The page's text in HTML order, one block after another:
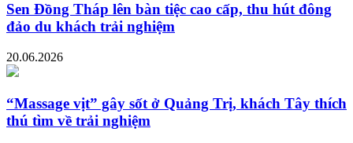
Sen Đồng Tháp lên bàn tiệc cao cấp, thu hút đông
đảo du khách trải nghiệm
20.06.2026
“Massage vịt” gây sốt ở Quảng Trị, khách Tây thích
thú tìm về trải nghiệm